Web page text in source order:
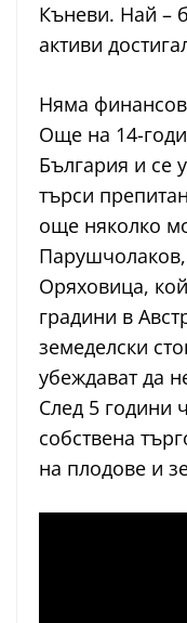
Къневи. Най –
активи
Няма
Още на 14-
България и се
търси
още няколко
Оряховица,
градини в
земеделски
убеждават да
След 5 години
собствена
на плодове и